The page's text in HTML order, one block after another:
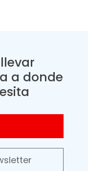
a donde